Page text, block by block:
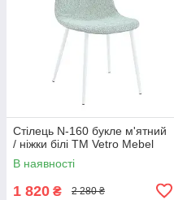
Стілець N-160 букле м'ятний
/ ніжки білі TM Vetro Mebel
В наявності
1 820 ₴ 2 280 ₴